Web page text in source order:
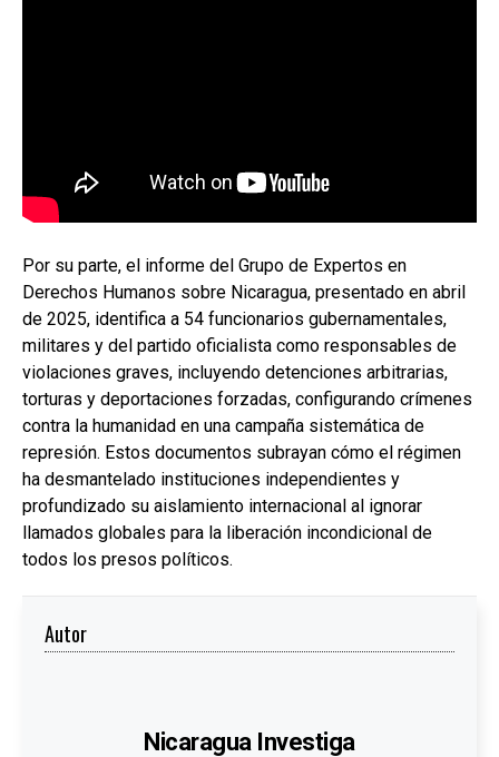
Por su parte, el informe del Grupo de Expertos en
Derechos Humanos sobre Nicaragua, presentado en abril
de 2025, identifica a 54 funcionarios gubernamentales,
militares y del partido oficialista como responsables de
violaciones graves, incluyendo detenciones arbitrarias,
torturas y deportaciones forzadas, configurando crímenes
contra la humanidad en una campaña sistemática de
represión. Estos documentos subrayan cómo el régimen
ha desmantelado instituciones independientes y
profundizado su aislamiento internacional al ignorar
llamados globales para la liberación incondicional de
todos los presos políticos.
Autor
Nicaragua Investiga